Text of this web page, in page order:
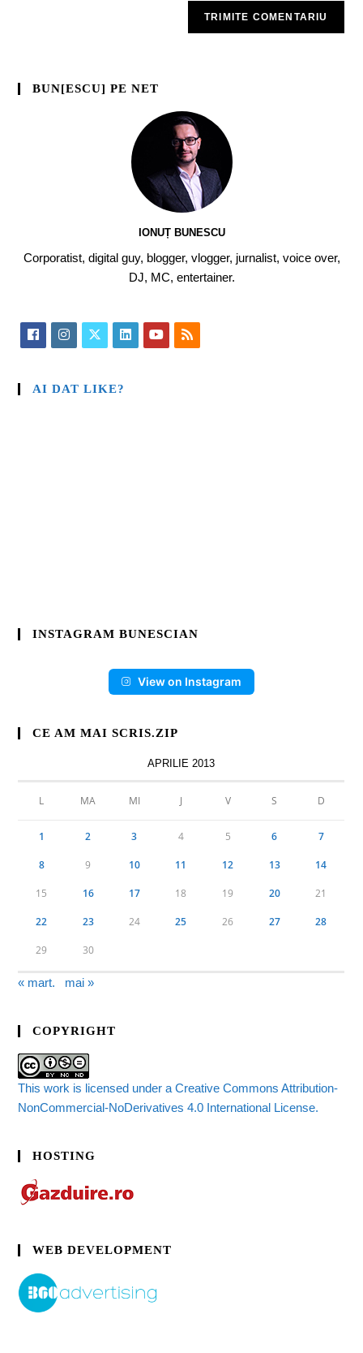
BUN[ESCU] PE NET
IONUȚ BUNESCU
Corporatist, digital guy, blogger, vlogger, jurnalist, voice over,
DJ, MC, entertainer.
AI DAT LIKE?
INSTAGRAM BUNESCIAN
View on Instagram
CE AM MAI SCRIS.ZIP
APRILIE 2013
L MA MI J V S D
1 2 3 4 5 6 7
8 9 10 11 12 13 14
15 16 17 18 19 20 21
22 23 24 25 26 27 28
29 30
« mart. mai »
COPYRIGHT
This work is licensed under a Creative Commons Attribution-
NonCommercial-NoDerivatives 4.0 International License.
HOSTING
WEB DEVELOPMENT